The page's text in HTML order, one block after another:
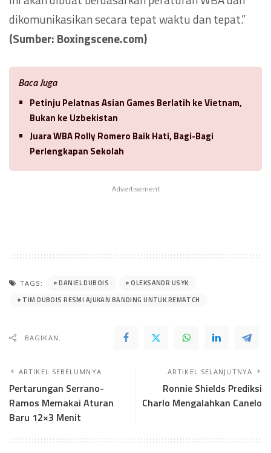
dikomunikasikan secara tepat waktu dan tepat.”
(Sumber: Boxingscene.com)
Baca Juga
Petinju Pelatnas Asian Games Berlatih ke Vietnam,
Bukan ke Uzbekistan
Juara WBA Rolly Romero Baik Hati, Bagi-Bagi
Perlengkapan Sekolah
Advertisement
TAGS: DANIEL DUBOIS
OLEKSANDR USYK
TIM DUBOIS RESMI AJUKAN BANDING UNTUK REMATCH
BAGIKAN..
ARTIKEL SEBELUMNYA
Pertarungan Serrano-
Ramos Memakai Aturan
Baru 12×3 Menit
ARTIKEL SELANJUTNYA
Ronnie Shields Prediksi
Charlo Mengalahkan Canelo